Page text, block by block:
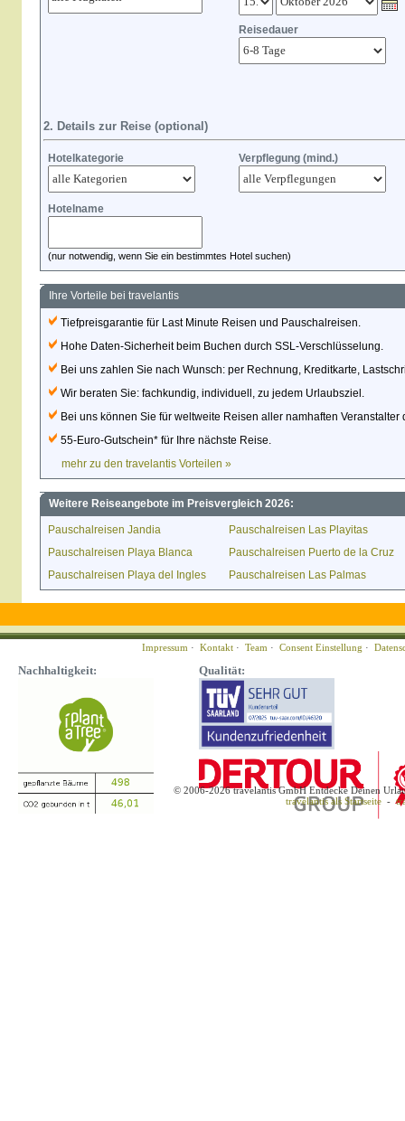
Reisedauer
2. Details zur Reise (optional)
Hotelkategorie Verpflegung (mind.)
Hotelname
(nur notwendig, wenn Sie ein bestimmtes Hotel suchen)
Ihre Vorteile bei travelantis
Tiefpreisgarantie für Last Minute Reisen und Pauschalreisen.
Hohe Daten-Sicherheit beim Buchen durch SSL-Verschlüsselung.
Bei uns zahlen Sie nach Wunsch: per Rechnung, Kreditkarte,
Wir beraten Sie: fachkundig, individuell, zu jedem Urlaubsziel.
Bei uns können Sie für weltweite Reisen aller namhaften
55-Euro-Gutschein* für Ihre nächste Reise.
mehr zu den travelantis Vorteilen »
Weitere Reiseangebote im Preisvergleich 2026:
Pauschalreisen Jandia
Pauschalreisen Las Playitas
Pauschalreisen Playa Blanca
Pauschalreisen Puerto de la Cruz
Pauschalreisen Playa del Ingles
Pauschalreisen Las Palmas
Impressum · Kontakt · Team · Consent Einstellung ·
Nachhaltigkeit: Qualität:
© 2006-2026 travelantis GmbH Entdecke Deinen
travelantis als Startseite -